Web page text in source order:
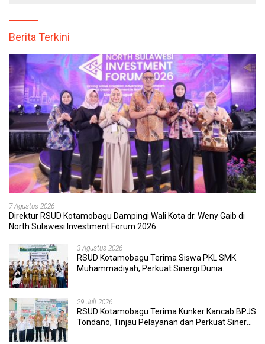
Berita Terkini
7 Agustus 2026
Direktur RSUD Kotamobagu Dampingi Wali Kota dr. Weny Gaib di
North Sulawesi Investment Forum 2026
3 Agustus 2026
RSUD Kotamobagu Terima Siswa PKL SMK
Muhammadiyah, Perkuat Sinergi Dunia
29 Juli 2026
RSUD Kotamobagu Terima Kunker Kancab BPJS
Tondano, Tinjau Pelayanan dan Perkuat Sinergi